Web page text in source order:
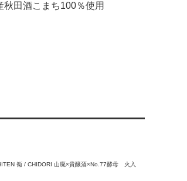
田酒こまち100％使用
鵆 / CHIDORI 山廃×貴醸酒×No.77酵母 火入